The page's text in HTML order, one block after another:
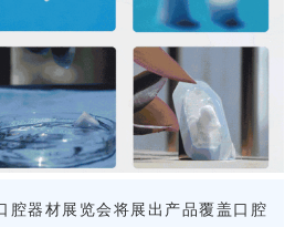
腔器材展览会将展出产品覆盖口腔